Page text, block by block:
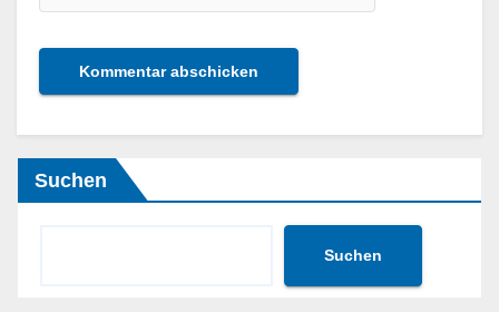
Suchen
Suchen